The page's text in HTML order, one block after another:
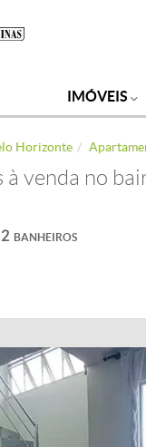
IMÓVEIS
Horizonte
venda no
BANHEIROS
2